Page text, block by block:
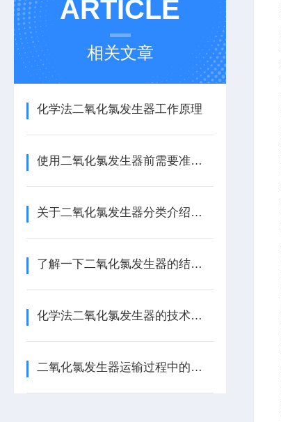
ARTICLE
相关文章
化学法二氧化氯发生器工作原理
使用二氧化氯发生器前需要准备些什么？
关于二氧化氯发生器分类介绍，还不快来看看
了解一下二氧化氯发生器的结构功能及原理
化学法二氧化氯发生器的技术要求
二氧化氯发生器运输过程中的注意事项